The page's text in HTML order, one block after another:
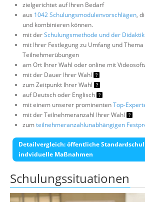
zielgerichtet auf Ihren Bedarf
aus 1042 Schulungsmodulenvorschlägen,
und kombinieren können.
mit derSchulungsmethode und der
mit Ihrer Festlegung zu Umfang und
Teilnehmerübungen
am Ort Ihrer Wahl oder online mit
mit der Dauer Ihrer Wahl
zum Zeitpunkt Ihrer Wahl
auf Deutsch oder Englisch
mit einem unserer prominentenTop-
mit der Teilnehmeranzahl Ihrer Wahl
zumteilnehmeranzahlunabhängigen
Detailvergleich: öffentliche
indviduelle Maßnahmen
Schulungssituationen